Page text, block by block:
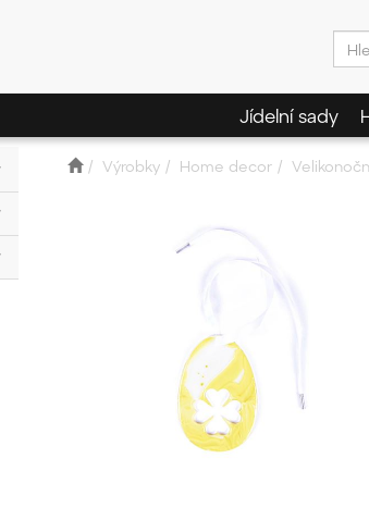
Jídelní sady
Výrobky Home decor